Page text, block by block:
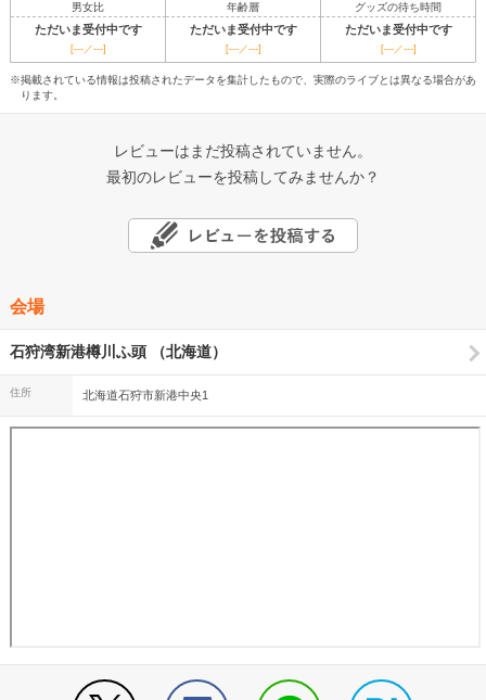
男女比 年齢層 グッズの待ち時間
ただいま受付中です ただいま受付中です ただいま受付中です
[---／---] [---／---] [---／---]
※掲載されている情報は投稿されたデータを集計したもので、実際のライブとは異なる場合があ
ります。
レビューはまだ投稿されていません。
最初のレビューを投稿してみませんか？
会場
石狩湾新港樽川ふ頭 （北海道）
住所 北海道石狩市新港中央1